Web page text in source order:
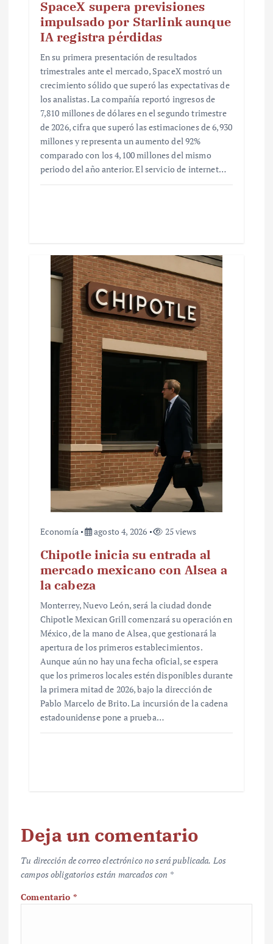
SpaceX supera previsiones
impulsado por Starlink aunque
IA registra pérdidas
En su primera presentación de resultados
trimestrales ante el mercado, SpaceX mostró un
crecimiento sólido que superó las expectativas de
los analistas. La compañía reportó ingresos de
7,810 millones de dólares en el segundo trimestre
de 2026, cifra que superó las estimaciones de 6,930
millones y representa un aumento del 92%
comparado con los 4,100 millones del mismo
periodo del año anterior. El servicio de internet…
Economía agosto 4, 2026 25 views
Chipotle inicia su entrada al
mercado mexicano con Alsea a
la cabeza
Monterrey, Nuevo León, será la ciudad donde
Chipotle Mexican Grill comenzará su operación en
México, de la mano de Alsea, que gestionará la
apertura de los primeros establecimientos.
Aunque aún no hay una fecha oficial, se espera
que los primeros locales estén disponibles durante
la primera mitad de 2026, bajo la dirección de
Pablo Marcelo de Brito. La incursión de la cadena
estadounidense pone a prueba…
Deja un comentario
Tu dirección de correo electrónico no será publicada. Los
campos obligatorios están marcados con *
Comentario *